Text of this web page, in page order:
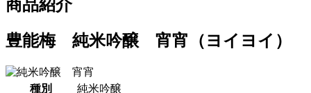
商品紹介
豊能梅 純米吟醸 宵宵（ヨイヨイ）
種別
純米吟醸